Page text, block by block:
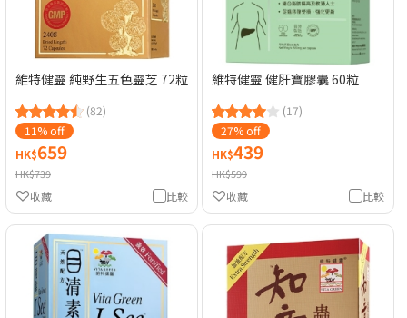
維特健靈 純野生五色靈芝 72粒
(82)
11% off
HK$659
HK$739
比較
收藏
維特健靈 健肝寶膠囊 60粒
(17)
27% off
HK$439
HK$599
比較
收藏